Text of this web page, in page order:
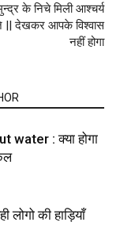
के निचे मिली आश्चर्य
देखकर आपके विश्वास
नहीं होगा
water : क्या होगा
लोगो की हाड़ियाँ